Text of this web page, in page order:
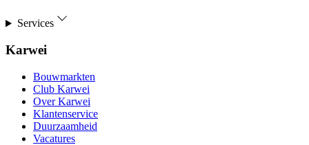
Services
Karwei
Bouwmarkten
Club Karwei
Over Karwei
Klantenservice
Duurzaamheid
Vacatures